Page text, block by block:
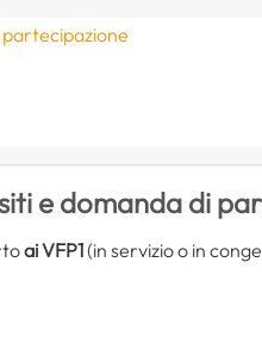
e domanda di
ai VFP1(in servizio o in